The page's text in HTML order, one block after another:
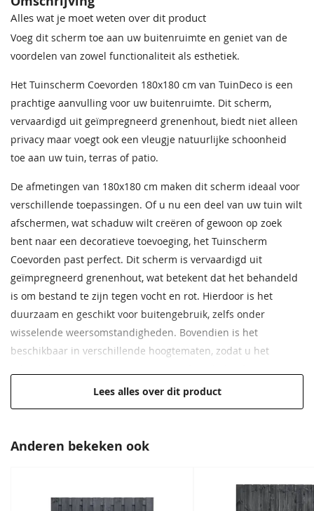
Alles wat je moet weten over dit product
Voeg dit scherm toe aan uw buitenruimte en geniet van de
voordelen van zowel functionaliteit als esthetiek.
Het Tuinscherm Coevorden 180x180 cm van TuinDeco is een
prachtige aanvulling voor uw buitenruimte. Dit scherm,
vervaardigd uit geïmpregneerd grenenhout, biedt niet alleen
privacy maar voegt ook een vleugje natuurlijke schoonheid
toe aan uw tuin, terras of patio.
De afmetingen van 180x180 cm maken dit scherm ideaal voor
verschillende toepassingen. Of u nu een deel van uw tuin wilt
afschermen, wat schaduw wilt creëren of gewoon op zoek
bent naar een decoratieve toevoeging, het Tuinscherm
Coevorden past perfect. Dit scherm is vervaardigd uit
geïmpregneerd grenenhout, wat betekent dat het behandeld
is om bestand te zijn tegen vocht en rot. Hierdoor is het
duurzaam en geschikt voor buitengebruik, zelfs onder
wisselende weersomstandigheden. Bovendien is het
beschikbaar in verschillende hoogtematen, zodat u het
Afmeting van 180x180 cm
Creëert een fraaie tuinafscheiding
Lees alles over dit product
Anderen bekeken ook